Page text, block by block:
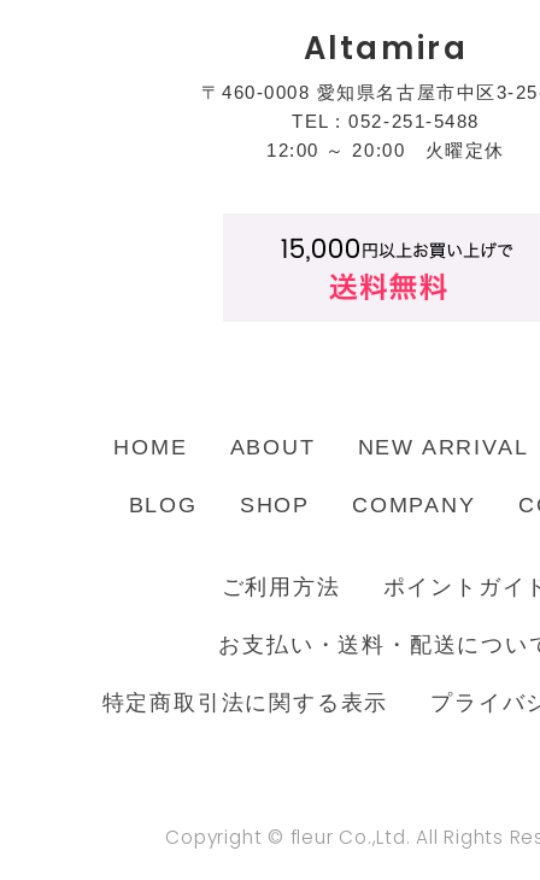
Altamira
〒460-0008 愛知県名古屋市中区3-
TEL : 052-251-5488
12:00 ～ 20:00 火曜定休
HOME ABOUT NEW ARRIVAL
BLOG SHOP COMPANY
ご利用方法 ポイントガイ
お支払い・送料・配送につい
特定商取引法に関する表示 プライバ
Copyright © fleur Co.,Ltd. All Rights